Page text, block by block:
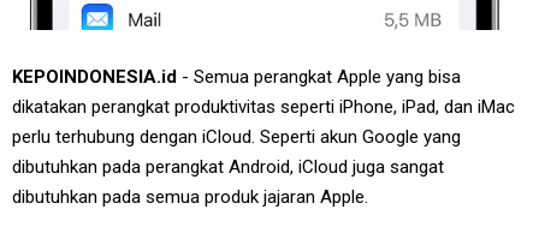
KEPOINDONESIA.id - Semua perangkat Apple yang bisa
dikatakan perangkat produktivitas seperti iPhone, iPad, dan iMac
perlu terhubung dengan iCloud. Seperti akun Google yang
dibutuhkan pada perangkat Android, iCloud juga sangat
dibutuhkan pada semua produk jajaran Apple.